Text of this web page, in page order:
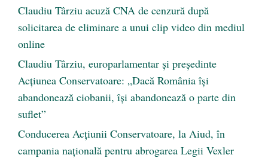
Claudiu Târziu acuză CNA de cenzură după
solicitarea de eliminare a unui clip video din mediul
online
Claudiu Târziu, europarlamentar și președinte
Acțiunea Conservatoare: „Dacă România își
abandonează ciobanii, își abandonează o parte din
suflet”
Conducerea Acțiunii Conservatoare, la Aiud, în
campania națională pentru abrogarea Legii Vexler